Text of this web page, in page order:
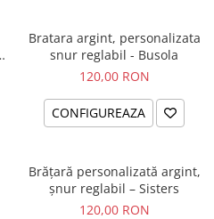
Bratara argint, personalizata
snur reglabil - Busola
120,00 RON
CONFIGUREAZA
Brățară personalizată argint,
șnur reglabil – Sisters
120,00 RON